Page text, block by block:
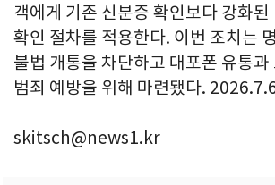
객에게 기존 신분증 확인보다 강화된
확인 절차를 적용한다. 이번 조치는
불법 개통을 차단하고 대포폰 유통
범죄 예방을 위해 마련됐다.
skitsch@news1.kr